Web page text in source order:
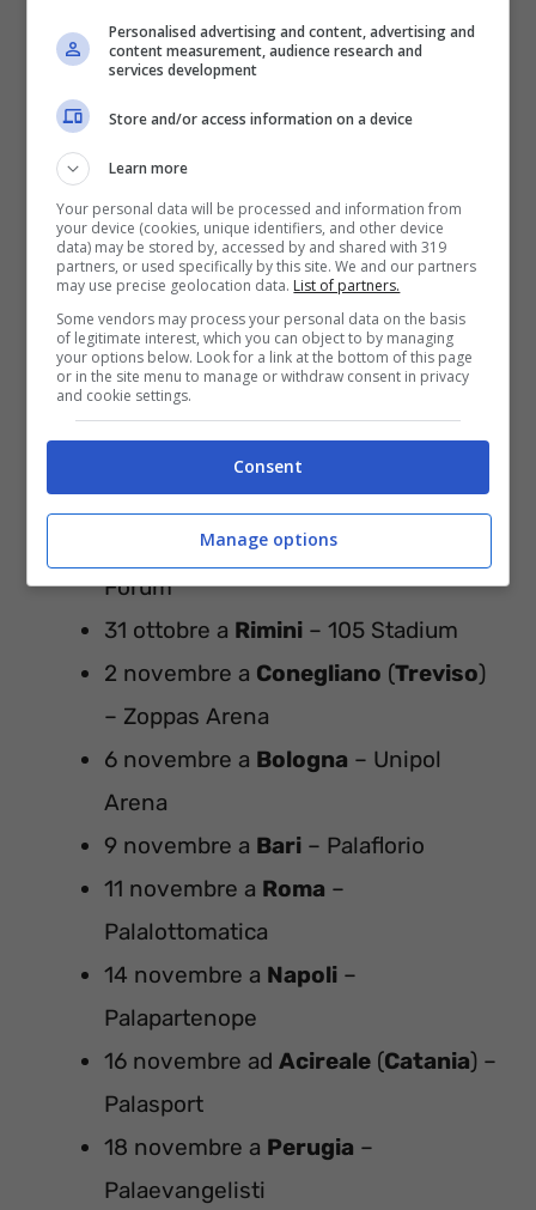
d’ingresso inizierà alle ore 10 di martedì 6
maggio.
Cesare Cremonini Tour 2014 – Date Concerti
28 ottobre aMilano– Mediolanum
Forum
31 ottobre a Rimini – 105 Stadium
2 novembre a Conegliano (Treviso)
– Zoppas Arena
6 novembre a Bologna – Unipol
Arena
9 novembre a Bari – Palaflorio
11 novembre a Roma –
Palalottomatica
14 novembre a Napoli –
Palapartenope
16 novembre ad Acireale (Catania) –
Palasport
18 novembre a Perugia –
Palaevangelisti
Personalised advertising and content, advertising and
content measurement, audience research and
services development
Store and/or access information on a device
Learn more
Your personal data will be processed and information from
your device (cookies, unique identifiers, and other device
data) may be stored by, accessed by and shared with 319
partners, or used specifically by this site. We and our partners
may use precise geolocation data. List of partners.
Some vendors may process your personal data on the basis
of legitimate interest, which you can object to by managing
your options below. Look for a link at the bottom of this page
or in the site menu to manage or withdraw consent in privacy
and cookie settings.
Consent
Manage options